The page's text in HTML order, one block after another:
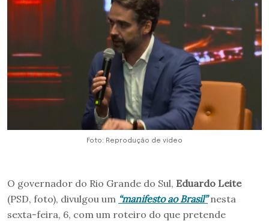
Foto: Reprodução de vídeo
O governador do Rio Grande do Sul, Eduardo Leite
(PSD, foto), divulgou um “manifesto ao Brasil”nesta
sexta-feira, 6, com um roteiro do que pretende